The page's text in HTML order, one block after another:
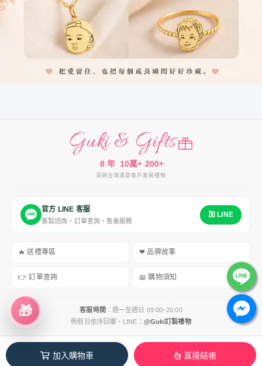
加入購物車 直接結帳
Guki & Gifts
8 年
深耕台灣
10萬+
滿意客戶
200+
客製禮物
官方 LINE 客服
客製諮詢・訂單查詢・售後服務
加 LINE
🔥 送禮專區 ❤ 品牌故事
👉 訂單查詢 📖 購物須知
客服時間 ：週一至週日 09:00–20:00
例假日依序回覆・LINE： @Guki訂製禮物
｜ 隱私權政策
Copyright © 2018–2026 Guki & Gifts 客製禮物專賣店 All Rights Reserved.
🎁